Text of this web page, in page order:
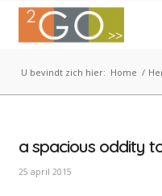
U bevindt zich hier: Home /
a spacious oddity
25 april 2015